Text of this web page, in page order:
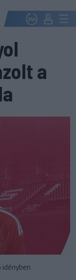
a
idényben